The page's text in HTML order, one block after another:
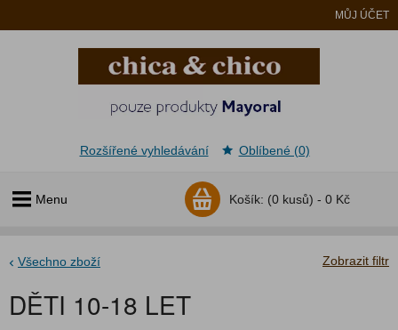
MŮJ ÚČET
Menu Košík: (0 kusů) - 0 Kč
Rozšířené vyhledávání Oblíbené (0)
Zobrazit filtr
Všechno zboží
DĚTI 10-18 LET